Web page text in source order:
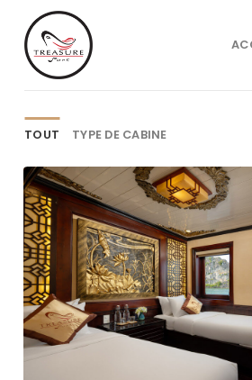
Passer
contenu
TOUT TYPE DE CABINE